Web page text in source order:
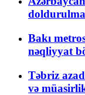
Bakı
nəqliyyat
Təbriz
və